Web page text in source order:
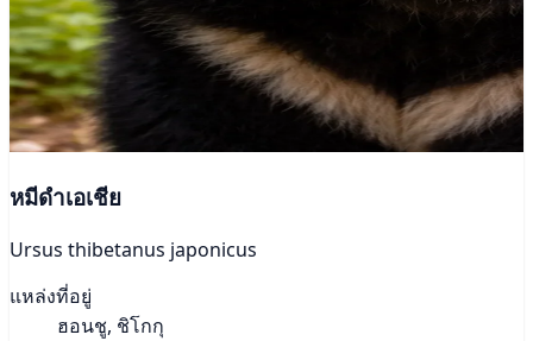
หมีดำเอเชีย
Ursus thibetanus japonicus
แหล่งที่อยู่
ฮอนชู, ชิโกกุ